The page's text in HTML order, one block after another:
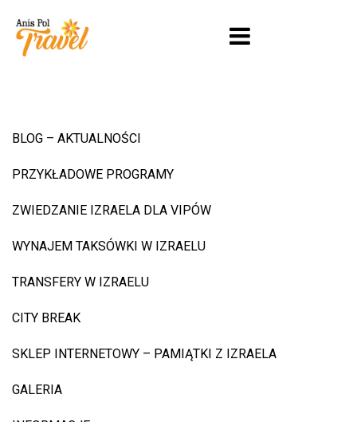
BLOG – AKTUALNOŚCI
PRZYKŁADOWE PROGRAMY
ZWIEDZANIE IZRAELA DLA VIPÓW
WYNAJEM TAKSÓWKI W IZRAELU
TRANSFERY W IZRAELU
CITY BREAK
SKLEP INTERNETOWY – PAMIĄTKI Z IZRAELA
GALERIA